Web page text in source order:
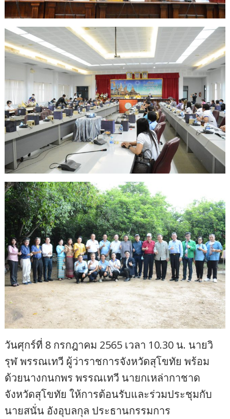
วันศุกร์ที่ 8 กรกฎาคม 2565 เวลา 10.30 น. นายวิ
รุฬ พรรณเทวี ผู้ว่าราชการจังหวัดสุโขทัย พร้อม
ด้วยนางกนกพร พรรณเทวี นายกเหล่ากาชาด
จังหวัดสุโขทัย ให้การต้อนรับและร่วมประชุมกับ
นายสนั่น อังอุบลกุล ประธานกรรมการ